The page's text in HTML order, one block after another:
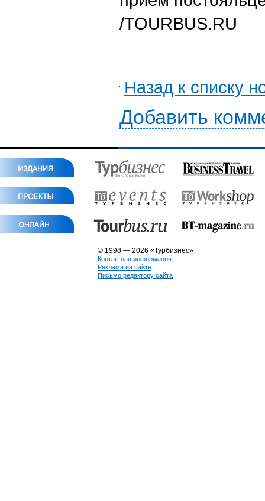
/TOURBUS.RU
Назад к списку
Добавить
© 1998 — 2026 «Турбизнес»
Контактная информация
Реклама на сайте
Письмо редактору сайта